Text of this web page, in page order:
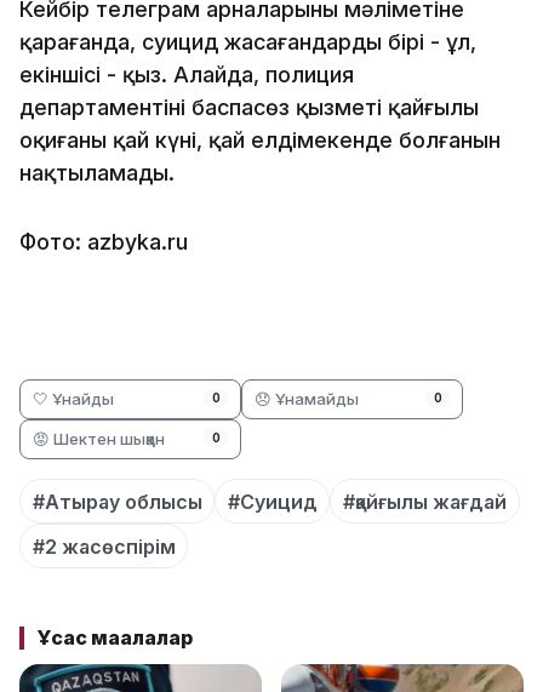
Кейбір телеграм арналарының мәліметіне
қарағанда, суицид жасағандардың бірі - ұл,
екіншісі - қыз. Алайда, полиция
департаментінің баспасөз қызметі қайғылы
оқиғаның қай күні, қай елдімекенде болғанын
нақтыламады.
Фото: azbyka.ru
🤍 Ұнайды 0 😞 Ұнамайды 0
😡 Шектен шыққан 0
#Атырау облысы #Суицид
#қайғылы жағдай
#2 жасөспірім
Ұқсас мақалалар